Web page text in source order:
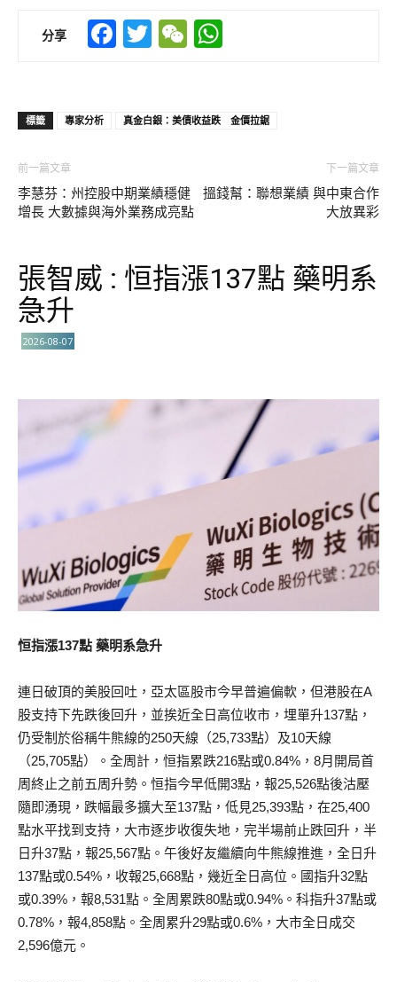
分享 Facebook
TwitterWeChat
標籤 專家分析 真金白銀：美債收益跌 金價拉鋸
前一篇文章
李慧芬：州控股中期業績穩健
增長 大數據與海外業務成亮點
下一篇文章
搵錢幫：聯想業績 與中東合作
大放異彩
張智威 : 恒指漲137點 藥明系
急升
2026-08-07
恒指漲137點 藥明系急升
連日破頂的美股回吐，亞太區股市今早普遍偏軟，但港股在A
股支持下先跌後回升，並挨近全日高位收市，埋單升137點，
仍受制於俗稱牛熊線的250天線（25,733點）及10天線
（25,705點）。全周計，恒指累跌216點或0.84%，8月開局首
周終止之前五周升勢。恒指今早低開3點，報25,526點後沽壓
隨即湧現，跌幅最多擴大至137點，低見25,393點，在25,400
點水平找到支持，大市逐步收復失地，完半場前止跌回升，半
日升37點，報25,567點。午後好友繼續向牛熊線推進，全日升
137點或0.54%，收報25,668點，幾近全日高位。國指升32點
或0.39%，報8,531點。全周累跌80點或0.94%。科指升37點或
0.78%，報4,858點。全周累升29點或0.6%，大市全日成交
2,596億元。